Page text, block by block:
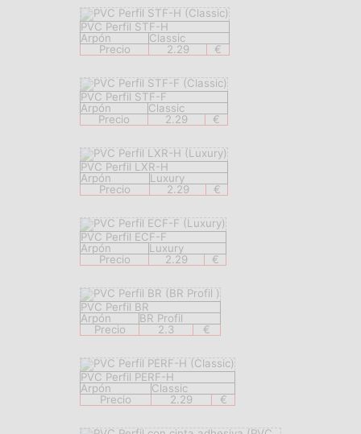
PVC Perfil STF-H
Arpón
Classic
Precio
2.29 €
PVC Perfil STF-F
Arpón
Classic
Precio
2.29 €
PVC Perfil LXR-H
Arpón
Luxury
Precio
2.29 €
PVC Perfil ECF-F
Arpón
Luxury
Precio
2.29 €
PVC Perfil BR
Arpón
BR Profil
Precio
2.3 €
PVC Perfil PERF-H
Arpón
Classic
Precio
2.29 €